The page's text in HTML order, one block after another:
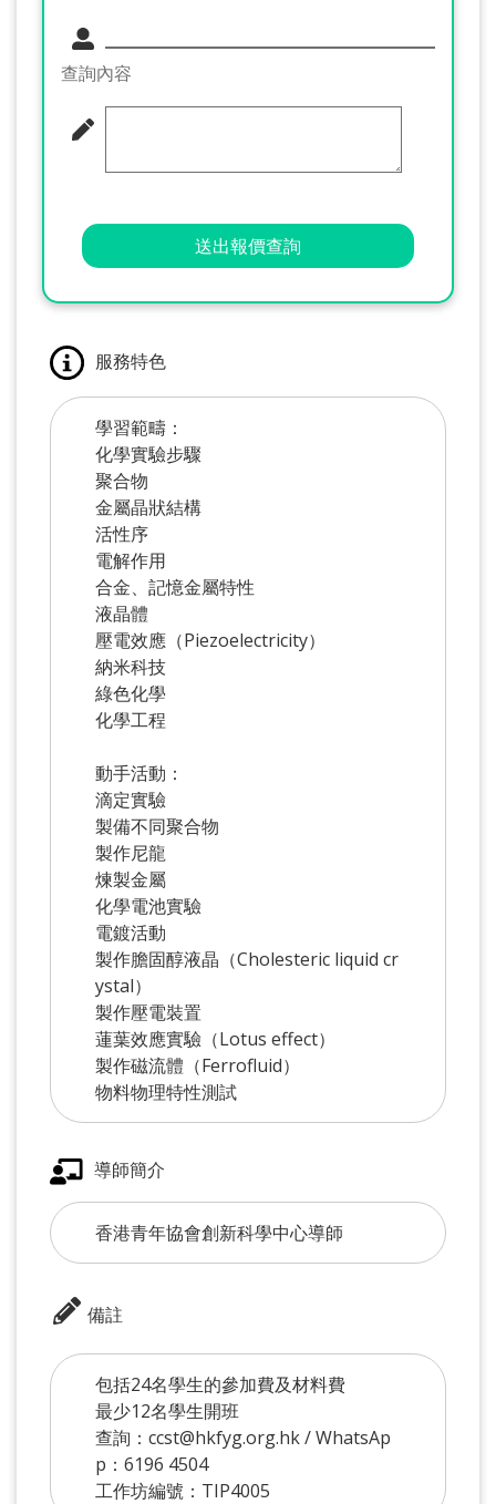
查詢內容
送出報價查詢
服務特色
學習範疇：
化學實驗步驟
聚合物
金屬晶狀結構
活性序
電解作用
合金、記憶金屬特性
液晶體
壓電效應（Piezoelectricity）
納米科技
綠色化學
化學工程
動手活動：
滴定實驗
製備不同聚合物
製作尼龍
煉製金屬
化學電池實驗
電鍍活動
製作膽固醇液晶（Cholesteric liquid cr
ystal）
製作壓電裝置
蓮葉效應實驗（Lotus effect）
製作磁流體（Ferrofluid）
物料物理特性測試
導師簡介
香港青年協會創新科學中心導師
備註
包括24名學生的參加費及材料費
最少12名學生開班
查詢：ccst@hkfyg.org.hk / WhatsAp
p：6196 4504
工作坊編號：TIP4005